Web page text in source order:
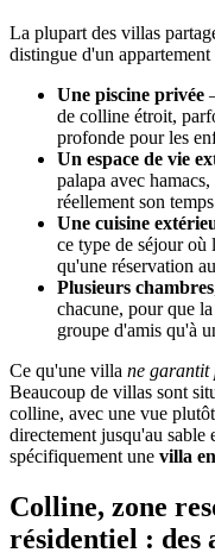
La plupart des villas
distingue d'un
Une piscine privée
de colline étroit,
profonde pour les
Un espace de vie
palapa avec
réellement son
Une cuisine
ce type de séjour
qu'une réservation
Plusieurs chambres
chacune, pour que
groupe d'amis qu'à
Ce qu'une villa ne garantit
Beaucoup de villas sont
colline, avec une vue
directement jusqu'au sable
spécifiquement une villa
Colline, zone
résidentiel : des